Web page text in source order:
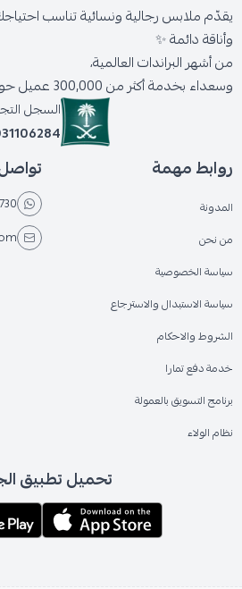
يقدّم ملابس رجالية ونسائية تناسب
وأناقة دائمة ✨
من أشهر البراندات العالمية،
وسعداء بخدمة أكثر من 300,000 عميل حول المملكة.
السجل
روابط مهمة
المدونة
من نحن
سياسة الخصوصية
سياسة الاستبدال والاسترجاع
الشروط والاحكام
خدمة دفع تمارا
برنامج التسويق بالعمولة
نظام الولاء
تحميل تطبيق